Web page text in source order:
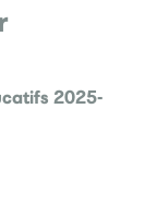
2025-